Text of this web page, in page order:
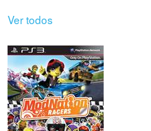
Ver todos